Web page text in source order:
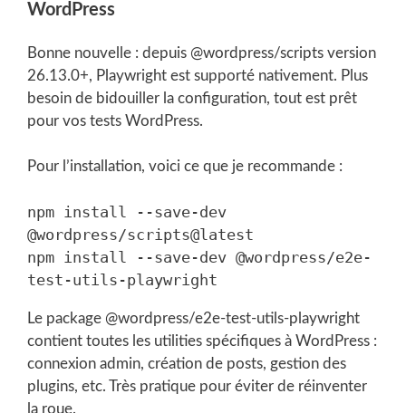
WordPress
Bonne nouvelle : depuis @wordpress/scripts version
26.13.0+, Playwright est supporté nativement. Plus
besoin de bidouiller la configuration, tout est prêt
pour vos tests WordPress.
Pour l’installation, voici ce que je recommande :
npm install --save-dev
@wordpress/scripts@latest
npm install --save-dev @wordpress/e2e-
Le package @wordpress/e2e-test-utils-playwright
contient toutes les utilities spécifiques à WordPress :
connexion admin, création de posts, gestion des
plugins, etc. Très pratique pour éviter de réinventer
la roue.